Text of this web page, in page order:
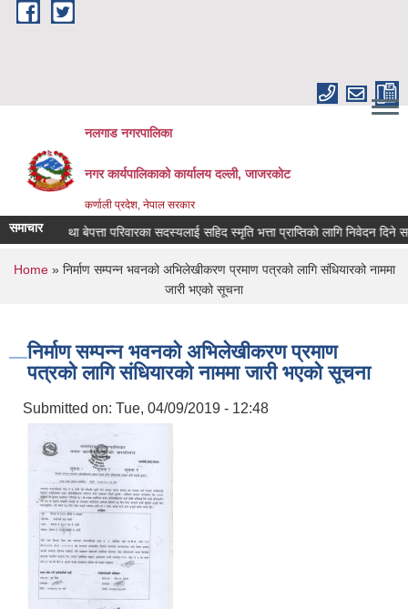
Skip to main content
नलगाड नगरपालिका
नगर कार्यपालिकाको कार्यालय दल्ली, जाजरकाेट
कर्णाली प्रदेश, नेपाल सरकार
समाचार
सहिद तथा बेपत्ता परिवारका सदस्यलाई सहिद स्मृति भत्ता प्राप्तिको लागि निवेदन दिने
You are here
Home» निर्माण सम्पन्न भवनको अभिलेखीकरण प्रमाण पत्रको लागि संधियारको नाममा
जारी भएको सूचना
निर्माण सम्पन्न भवनको अभिलेखीकरण प्रमाण
पत्रको लागि संधियारको नाममा जारी भएको सूचना
Submitted on: Tue, 04/09/2019 - 12:48